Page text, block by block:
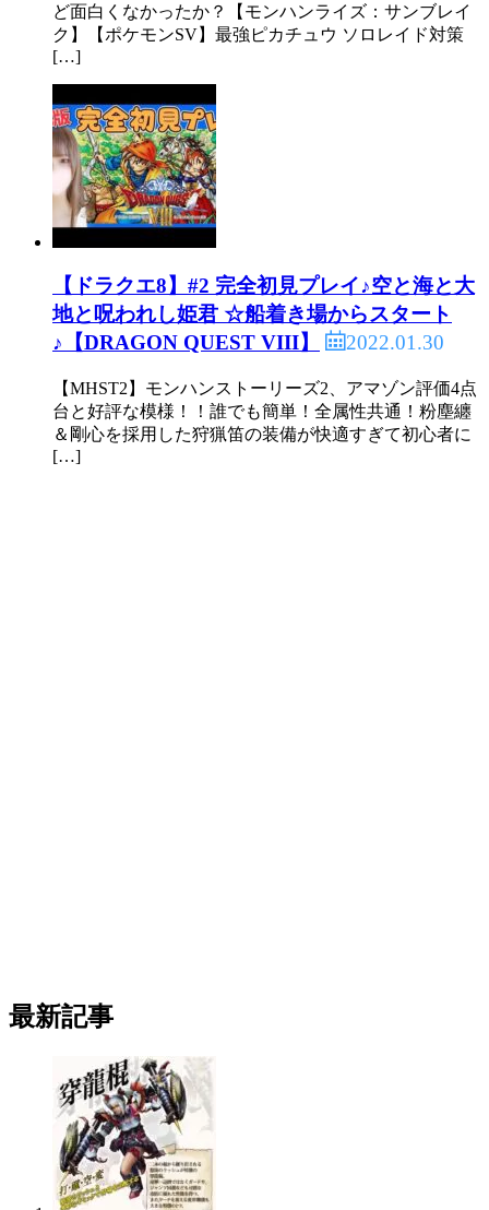
ど面白くなかったか？【モンハンライズ：サンブレイ
ク】【ポケモンSV】最強ピカチュウ ソロレイド対策
[…]
【ドラクエ8】#2 完全初見プレイ♪空と海と大
地と呪われし姫君 ☆船着き場からスタート
♪【DRAGON QUEST VIII】
2022.01.30
【MHST2】モンハンストーリーズ2、アマゾン評価4点
台と好評な模様！！誰でも簡単！全属性共通！粉塵纏
＆剛心を採用した狩猟笛の装備が快適すぎて初心者に
[…]
最新記事